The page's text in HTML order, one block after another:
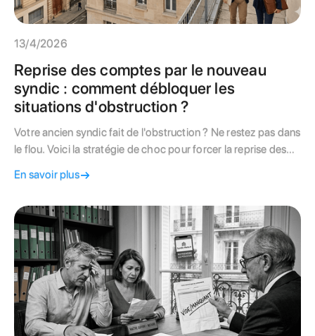
13/4/2026
Reprise des comptes par le nouveau
syndic : comment débloquer les
situations d'obstruction ?
Votre ancien syndic fait de l'obstruction ? Ne restez pas dans
le flou. Voici la stratégie de choc pour forcer la reprise des
En savoir plus